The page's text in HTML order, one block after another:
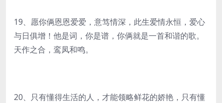
19、愿你俩恩恩爱爱，意笃情深，此生爱情永恒，爱心
与日俱增！他是词，你是谱，你俩就是一首和谐的歌。
天作之合，鸾凤和鸣。
20、只有懂得生活的人，才能领略鲜花的娇艳，只有懂